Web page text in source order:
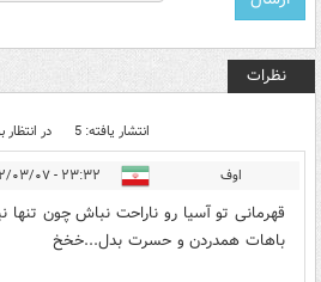
نظرات
انتشار یافته: 5 در انتظار
اوف ۲۳:۳۲ - ۱۴۰۲/۰۳/۰۷
قهرمانی تو آسیا رو ناراحت نباش چون
باهات همدردن و حسرت بدل...خخخ